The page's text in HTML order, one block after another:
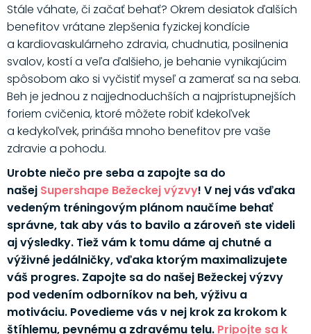
Stále váhate, či začať behať? Okrem desiatok ďalších
benefitov vrátane zlepšenia fyzickej kondície
a kardiovaskulárneho zdravia, chudnutia, posilnenia
svalov, kostí a veľa ďalšieho, je behanie vynikajúcim
spôsobom ako si vyčistiť myseľ a zamerať sa na seba.
Beh je jednou z najjednoduchších a najprístupnejších
foriem cvičenia, ktoré môžete robiť kdekoľvek
a kedykoľvek, prináša mnoho benefitov pre vaše
zdravie a pohodu.
Urobte niečo pre seba a zapojte sa do
našej Supershape Bežeckej výzvy! V nej vás vďaka
vedeným tréningovým plánom naučíme behať
správne, tak aby vás to bavilo a zároveň ste videli
aj výsledky. Tiež vám k tomu dáme aj chutné a
výživné jedálničky, vďaka ktorým maximalizujete
váš progres. Zapojte sa do našej Bežeckej výzvy
pod vedením odborníkov na beh, výživu a
motiváciu. Povedieme vás v nej krok za krokom k
štíhlemu, pevnému a zdravému telu. Pripojte sa k